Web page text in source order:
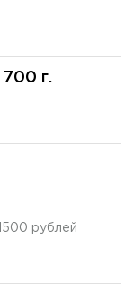
700 г.
рублей